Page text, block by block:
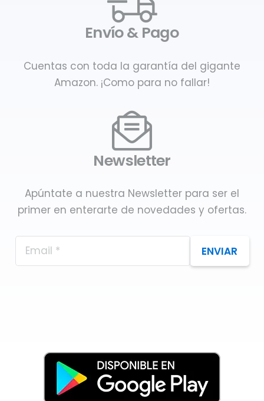
Envío & Pago
Cuentas con toda la garantía del gigante
Amazon. ¡Como para no fallar!
Newsletter
Apúntate a nuestra Newsletter para ser el
primer en enterarte de novedades y ofertas.
ENVIAR